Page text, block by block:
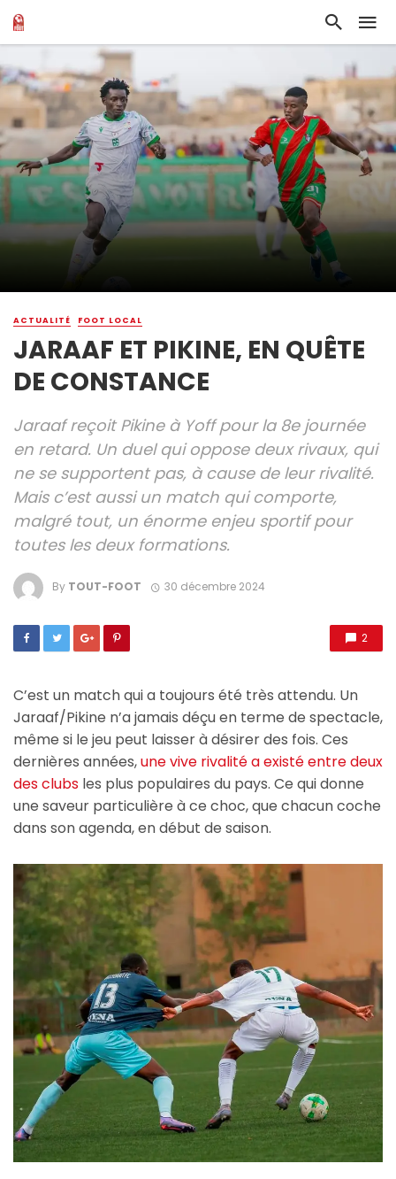
ACTUALITÉ FOOT LOCAL
JARAAF ET PIKINE, EN QUÊTE
DE CONSTANCE
Jaraaf reçoit Pikine à Yoff pour la 8e journée
en retard. Un duel qui oppose deux rivaux, qui
ne se supportent pas, à cause de leur rivalité.
Mais c’est aussi un match qui comporte,
malgré tout, un énorme enjeu sportif pour
toutes les deux formations.
By TOUT-FOOT 30 décembre 2024
2
C’est un match qui a toujours été très attendu. Un
Jaraaf/Pikine n’a jamais déçu en terme de spectacle,
même si le jeu peut laisser à désirer des fois. Ces
dernières années,une vive rivalité a existé entre deux
des clubs les plus populaires du pays. Ce qui donne
une saveur particulière à ce choc, que chacun coche
dans son agenda, en début de saison.